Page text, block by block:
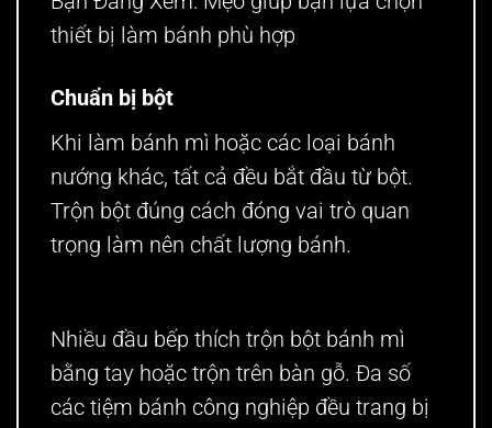
thiết bị làm bánh phù hợp
Chuẩn bị bột
Khi làm bánh mì hoặc các loại bánh
nướng khác, tất cả đều bắt đầu từ bột.
Trộn bột đúng cách đóng vai trò quan
trọng làm nên chất lượng bánh.
Nhiều đầu bếp thích trộn bột bánh mì
bằng tay hoặc trộn trên bàn gỗ. Đa số
các tiệm bánh công nghiệp đều trang bị